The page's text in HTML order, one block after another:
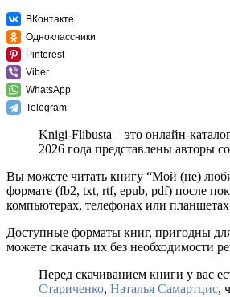
ВКонтакте
Одноклассники
Pinterest
Viber
WhatsApp
Telegram
Knigi-Flibusta – это онлайн-
2026 года представлены авторы
Вы можете читать книгу “Мой (не)
формате (fb2, txt, rtf, epub, pdf) после
компьютерах, телефонах или
Доступные форматы книг, пригодны
можете скачать их без необходимости
Перед скачиванием книги у вас
Стариченко, Наталья Самартцис,